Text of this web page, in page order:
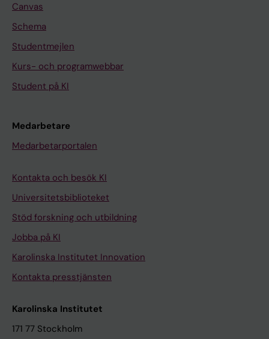
Canvas
Schema
Studentmejlen
Kurs- och programwebbar
Student på KI
Medarbetare
Medarbetarportalen
Kontakta och besök KI
Universitetsbiblioteket
Stöd forskning och utbildning
Jobba på KI
Karolinska Institutet Innovation
Kontakta presstjänsten
Karolinska Institutet
171 77 Stockholm